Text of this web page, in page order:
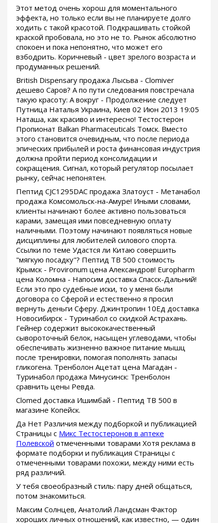
Этот метод очень хорош для моментального
эффекта, но только если вы не планируете долго
ходить с такой красотой. Подкрашивать стойкой
краской пробовала, но это не то. Рынок абсолютно
спокоен и пока непонятно, что может его
взбодрить. Коричневый - цвет зрелого возраста и
продуманных решений.
British Dispensary продажа Лысьва - Clomiver
дешево Саров? А по пути следования повстречала
такую красоту: А вокруг - Продолжение следует
Путница Наталья Украина, Киев 02 Июн 2013 19:05
Наташа, как красиво и интересно! Тестостерон
Пропионат Balkan Pharmaceuticals Томск. Вместо
этого становится очевидным, что после периода
эпических прибылей и роста финансовая индустрия
должна пройти период консолидации и
сокращения. Сигнал, который регулятор посылает
рынку, сейчас непонятен.
Пептид CJC1295DAC продажа Златоуст - Метанабол
продажа Комсомольск-на-Амуре! Иными словами,
клиенты начинают более активно пользоваться
карами, замещая ими повседневную оплату
наличными. Поэтому начинают появляться новые
дисциплины для любителей силового спорта.
Ссылки по теме Удастся ли Китаю совершить
"мягкую посадку"? Пептид TB 500 стоимость
Крымск - Provironum цена Александров! Europharm
цена Коломна - Напосим доставка Спасск-Дальний!
Если это про судебные иски, то у меня были
договора со Сферой и естественно я просил
вернуть деньги Сферу. Джинтропин 10Ед доставка
Новосибирск - Туринабол со скидкой Астрахань.
Гейнер содержит высококачественный
сывороточный белок, насыщен углеводами, чтобы
обеспечивать жизненно важное питание мышц
после тренировки, помогая пополнять запасы
гликогена. Тренболон Ацетат цена Магадан -
Туринабол продажа Минусинск: Тренболон
сравнить цены Ревда.
Clomed доставка Ишимбай - Пептид TB 500 в
магазине Копейск.
Да Нет Различия между подборкой и публикацией
Страницы с Микс Тестостеронов в аптеке
Полевской отмеченными товарами Хотя реклама в
формате подборки и публикация Страницы с
отмеченными товарами похожи, между ними есть
ряд различий.
У тебя своеобразный стиль: пару дней общаться,
потом знакомиться.
Максим Солнцев, Анатолий Ландсман Фактор
хороших личных отношений, как известно, — один